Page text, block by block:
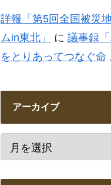
詳報「第5回全国被災
ムin東北」
に 議事録
をとりあってつなぐ命
アーカイブ